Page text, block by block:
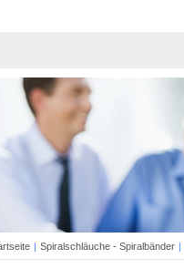
| Spiralschläuche - Spiralbänder |